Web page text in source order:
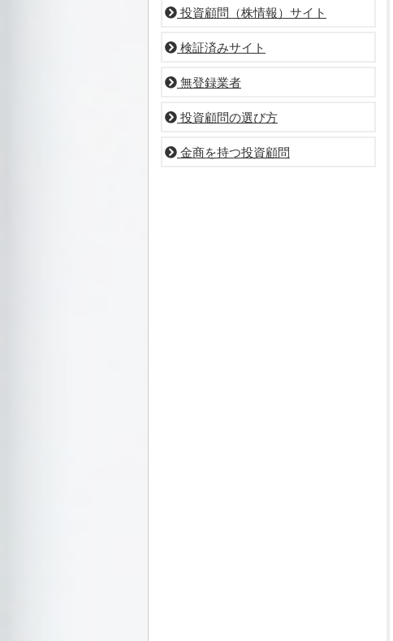
投資顧問（株情報）サイト
検証済みサイト
無登録業者
投資顧問の選び方
金商を持つ投資顧問